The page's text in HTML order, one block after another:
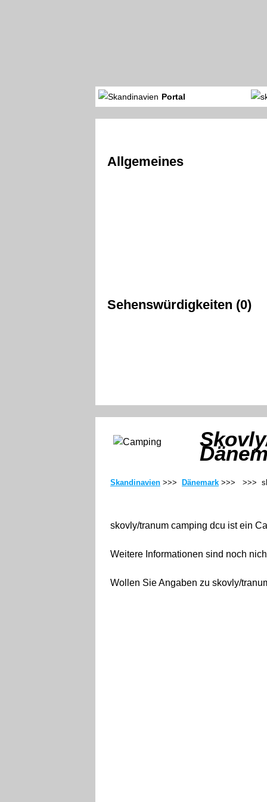
Portal
Allgemeines
Sehenswürdigkeiten (0)
Skandinavien >>> Dänemark >>> >>>
skovly/tranum camping dcu ist ein
Weitere Informationen sind noch
Wollen Sie Angaben zu skovly/